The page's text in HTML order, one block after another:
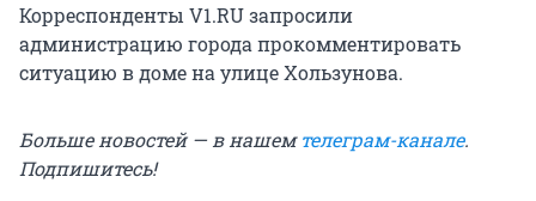
Корреспонденты V1.RU запросили
администрацию города прокомментировать
ситуацию в доме на улице Хользунова.
Больше новостей — в нашемтелеграм-канале.
Подпишитесь!